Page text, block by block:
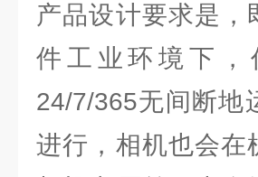
产品设计要求是
件工业环境下
24/7/365无间断地
进行，相机也会在